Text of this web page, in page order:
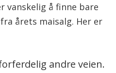
vanskelig å finne bare
årets maisalg. Her er
andre veien.